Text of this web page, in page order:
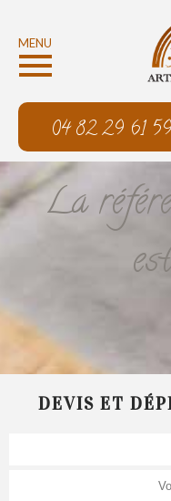
MENU
04 82 29 61 59
La
DEVIS ET